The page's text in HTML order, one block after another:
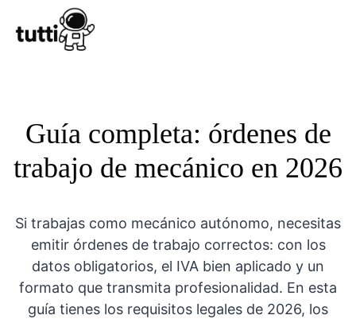
Guía completa: órdenes de
trabajo de mecánico en 2026
Si trabajas como mecánico autónomo, necesitas
emitir órdenes de trabajo correctos: con los
datos obligatorios, el IVA bien aplicado y un
formato que transmita profesionalidad. En esta
guía tienes los requisitos legales de 2026, los